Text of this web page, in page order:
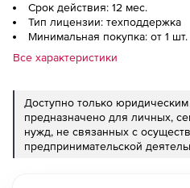
Срок действия: 12 мес.
Тип лицензии: техподдержка
Минимальная покупка: от 1 шт.
Все характеристики
Доступно только
предназначено для личных,
нужд, не связанных с
предпринимательской